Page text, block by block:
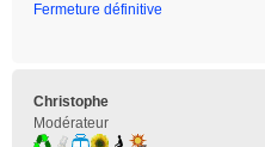
Fermeture définitive
Christophe
Modérateur